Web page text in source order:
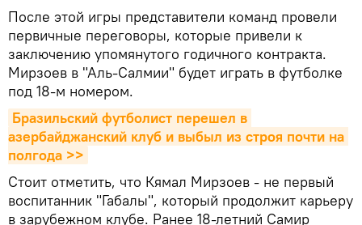
После этой игры представители команд провели
первичные переговоры, которые привели к
заключению упомянутого годичного контракта.
Мирзоев в "Аль-Салмии" будет играть в футболке
под 18-м номером.
Бразильский футболист перешел в
азербайджанский клуб и выбыл из строя почти на
полгода >>
Стоит отметить, что Кямал Мирзоев - не первый
воспитанник "Габалы", который продолжит карьеру
в зарубежном клубе. Ранее 18-летний Самир